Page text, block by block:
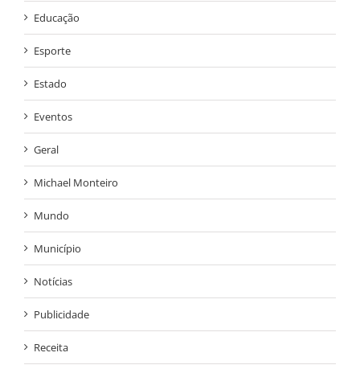
Educação
Esporte
Estado
Eventos
Geral
Michael Monteiro
Mundo
Município
Notícias
Publicidade
Receita